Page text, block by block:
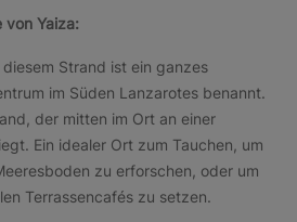
Yaiza:
diesem Strand ist ein ganzes
im Süden Lanzarotes benannt.
der mitten im Ort an einer
Ein idealer Ort zum Tauchen, um
zu erforschen, oder um
Terrassencafés zu setzen.